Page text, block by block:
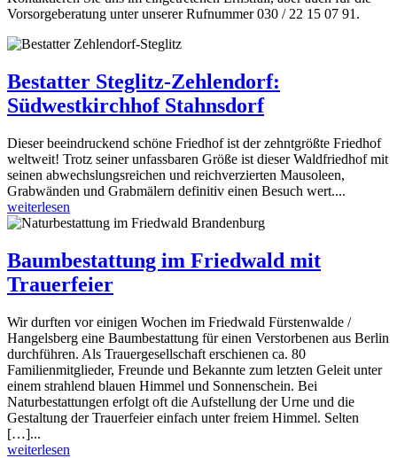
Vorsorgeberatung unter unserer Rufnummer 030 / 22 15 07 91.
Bestatter Steglitz-Zehlendorf:
Südwestkirchhof Stahnsdorf
Dieser beeindruckend schöne Friedhof ist der zehntgrößte Friedhof
weltweit! Trotz seiner unfassbaren Größe ist dieser Waldfriedhof mit
seinen abwechslungsreichen und reichverzierten Mausoleen,
Grabwänden und Grabmälern definitiv einen Besuch wert....
weiterlesen
Baumbestattung im Friedwald mit
Trauerfeier
Wir durften vor einigen Wochen im Friedwald Fürstenwalde /
Hangelsberg eine Baumbestattung für einen Verstorbenen aus Berlin
durchführen. Als Trauergesellschaft erschienen ca. 80
Familienmitglieder, Freunde und Bekannte zum letzten Geleit unter
einem strahlend blauen Himmel und Sonnenschein. Bei
Naturbestattungen erfolgt oft die Aufstellung der Urne und die
Gestaltung der Trauerfeier einfach unter freiem Himmel. Selten
[…]...
weiterlesen